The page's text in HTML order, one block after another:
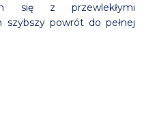
się z przewlekłymi
szybszy powrót do pełnej